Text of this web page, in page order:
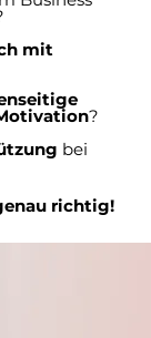
mit
?
bei
richtig!